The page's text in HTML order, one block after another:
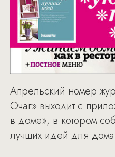
Апрельский номер
Очаг» выходит c
в доме», в котором
лучших идей для